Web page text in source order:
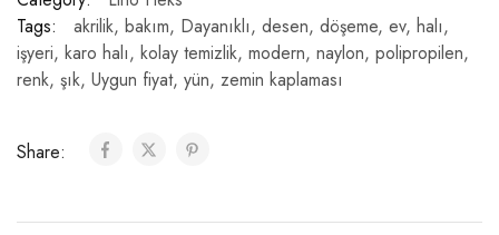
Tags:
akrilik, bakım, Dayanıklı, desen, döşeme, ev, halı,
işyeri, karo halı, kolay temizlik, modern, naylon, polipropilen,
renk, şık, Uygun fiyat, yün, zemin kaplaması
Share: